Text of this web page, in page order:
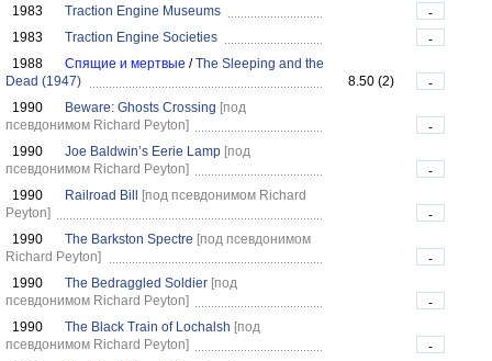
1983
Traction Engine Museums
-
1983
Traction Engine Societies
-
1988
Спящие и мертвые /The Sleeping and the
Dead (1947)
8.50 (2)
-
1990
Beware: Ghosts Crossing [под
псевдонимом Richard Peyton]
-
1990
Joe Baldwin’s Eerie Lamp [под
псевдонимом Richard Peyton]
-
1990
Railroad Bill
[под псевдонимом Richard
Peyton]
-
1990
The Barkston Spectre [под псевдонимом
Richard Peyton]
-
1990
The Bedraggled Soldier [под
псевдонимом Richard Peyton]
-
1990
The Black Train of Lochalsh [под
псевдонимом Richard Peyton]
-